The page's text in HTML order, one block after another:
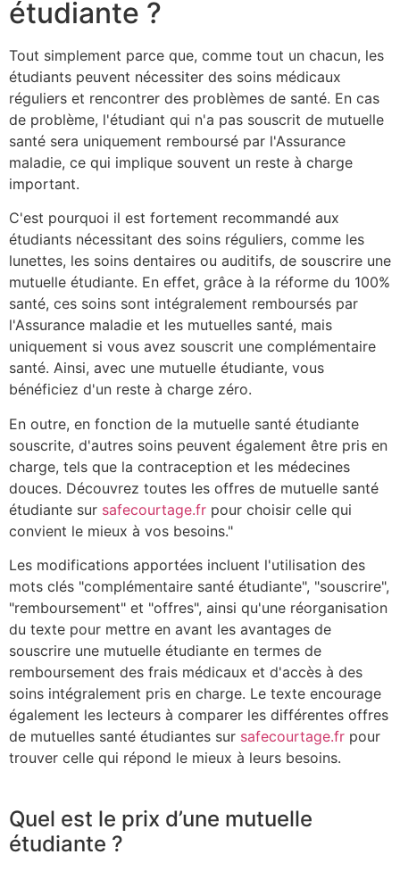
étudiante ?
Tout simplement parce que, comme tout un chacun, les
étudiants peuvent nécessiter des soins médicaux
réguliers et rencontrer des problèmes de santé. En cas
de problème, l'étudiant qui n'a pas souscrit de mutuelle
santé sera uniquement remboursé par l'Assurance
maladie, ce qui implique souvent un reste à charge
important.
C'est pourquoi il est fortement recommandé aux
étudiants nécessitant des soins réguliers, comme les
lunettes, les soins dentaires ou auditifs, de souscrire une
mutuelle étudiante. En effet, grâce à la réforme du 100%
santé, ces soins sont intégralement remboursés par
l'Assurance maladie et les mutuelles santé, mais
uniquement si vous avez souscrit une complémentaire
santé. Ainsi, avec une mutuelle étudiante, vous
bénéficiez d'un reste à charge zéro.
En outre, en fonction de la mutuelle santé étudiante
souscrite, d'autres soins peuvent également être pris en
charge, tels que la contraception et les médecines
douces. Découvrez toutes les offres de mutuelle santé
étudiante sur safecourtage.fr pour choisir celle qui
convient le mieux à vos besoins."
Les modifications apportées incluent l'utilisation des
mots clés "complémentaire santé étudiante", "souscrire",
"remboursement" et "offres", ainsi qu'une réorganisation
du texte pour mettre en avant les avantages de
souscrire une mutuelle étudiante en termes de
remboursement des frais médicaux et d'accès à des
soins intégralement pris en charge. Le texte encourage
également les lecteurs à comparer les différentes offres
de mutuelles santé étudiantes sur safecourtage.fr pour
trouver celle qui répond le mieux à leurs besoins.
Quel est le prix d’une mutuelle
étudiante ?